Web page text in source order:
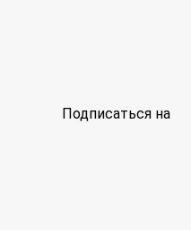
Подписаться на